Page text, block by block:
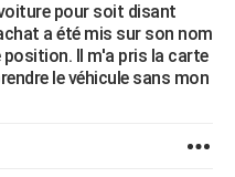
pour soit disant
a été mis sur son nom
position. Il m'a pris la carte
le véhicule sans mon